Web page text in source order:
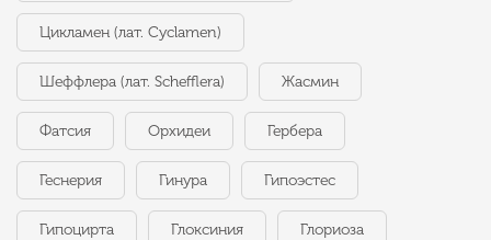
Цикламен (лат. Cyclamen)
Шеффлера (лат. Schefflera) Жасмин
Фатсия Орхидеи Гербера
Геснерия Гинура Гипоэстес
Гипоцирта Глоксиния Глориоза